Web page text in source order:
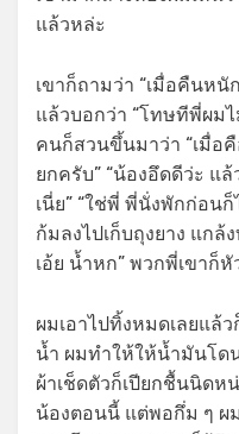
แล้วหล่ะ
เขาก็ถามว่า “เมื่อคืนหนั
แล้วบอกว่า “โทษทีพี่ผม
คนก็สวนขึ้นมาว่า “เมื่อ
ยกครับ” “น้องอึดดีว่ะ แ
เนี่ย” “ใช่พี่ พี่นั่งพักก่อน
ก้มลงไปเก็บถุงยาง แกล้
เอ้ย น้ำหก” พวกพี่เขาก็หั
ผมเอาไปทิ้งหมดเลยแล้
น้ำ ผมทำให้ให้น้ำมันโด
ผ้าเช็ดตัวก็เปียกชื้นนิดห
น้องตอนนี้ แต่พอกึ่ม ๆ ผ